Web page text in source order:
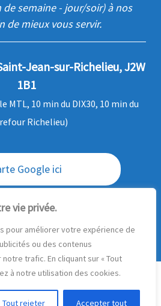
vie privée.
pour améliorer votre expérience de
ou des contenus
trafic. En cliquant sur « Tout
à notre utilisation des cookies.
Tout rejeter Accepter tout
semaine - jour/soir) à nos
de mieux vous servir.
Jean-sur-Richelieu, J2W
1B1
MTL, 10 min du DIX30, 10 min du
Richelieu)
Google ici
des commandes
Questions ?
réservés